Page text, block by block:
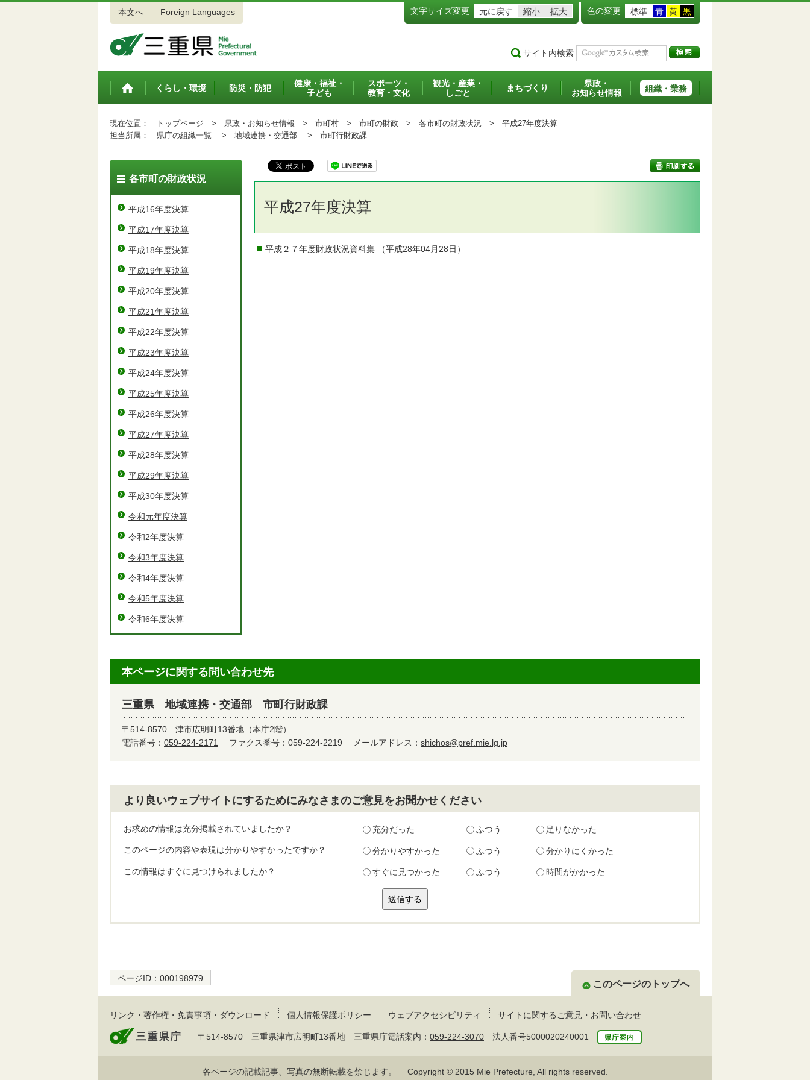
本文へ Foreign Languages 文字サイズ変更 元に戻す 縮小 拡大 色の変更 標準 青 黄 黒
サイト内検索
トップペ
くらし・環境 防災・防犯
健康・福祉・
子ども
スポーツ・
教育・文化
観光・産業・
しごと
まちづくり
県政・
お知らせ情報
組織・業務
現在位置： トップページ > 県政・お知らせ情報 > 市町村 > 市町の財政 > 各市町の財政状況 > 平成27年度決算
担当所属：
県庁の組織一覧 > 地域連携・交通部 > 市町行財政課
平成27年度決算
平成２７年度財政状況資料集 （平成28年04月28日）
各市町の財政状況
平成16年度決算
平成17年度決算
平成18年度決算
平成19年度決算
平成20年度決算
平成21年度決算
平成22年度決算
平成23年度決算
平成24年度決算
平成25年度決算
平成26年度決算
平成27年度決算
平成28年度決算
平成29年度決算
平成30年度決算
令和元年度決算
令和2年度決算
令和3年度決算
令和4年度決算
令和5年度決算
令和6年度決算
本ページに関する問い合わせ先
三重県 地域連携・交通部 市町行財政課
〒514-8570 津市広明町13番地（本庁2階）
電話番号： 059-224-2171 ファクス番号：059-224-2219 メールアドレス： shichos@pref.mie.lg.jp
より良いウェブサイトにするためにみなさまのご意見をお聞かせください
お求めの情報は充分掲載されていましたか？ 充分だった ふつう 足りなかった
このページの内容や表現は分かりやすかったですか？ 分かりやすかった ふつう 分かりにくかった
この情報はすぐに見つけられましたか？ すぐに見つかった ふつう 時間がかかった
ページID： 000198979
このページのトップへ
リンク・著作権・免責事項・ダウンロード 個人情報保護ポリシー ウェブアクセシビリティ サイトに関するご意見・お問い合わせ
〒514-8570 三重県津市広明町13番地 三重県庁電話案内： 059-224-3070 法人番号5000020240001
各ページの記載記事、写真の無断転載を禁じます。 Copyright © 2015 Mie Prefecture, All rights reserved.